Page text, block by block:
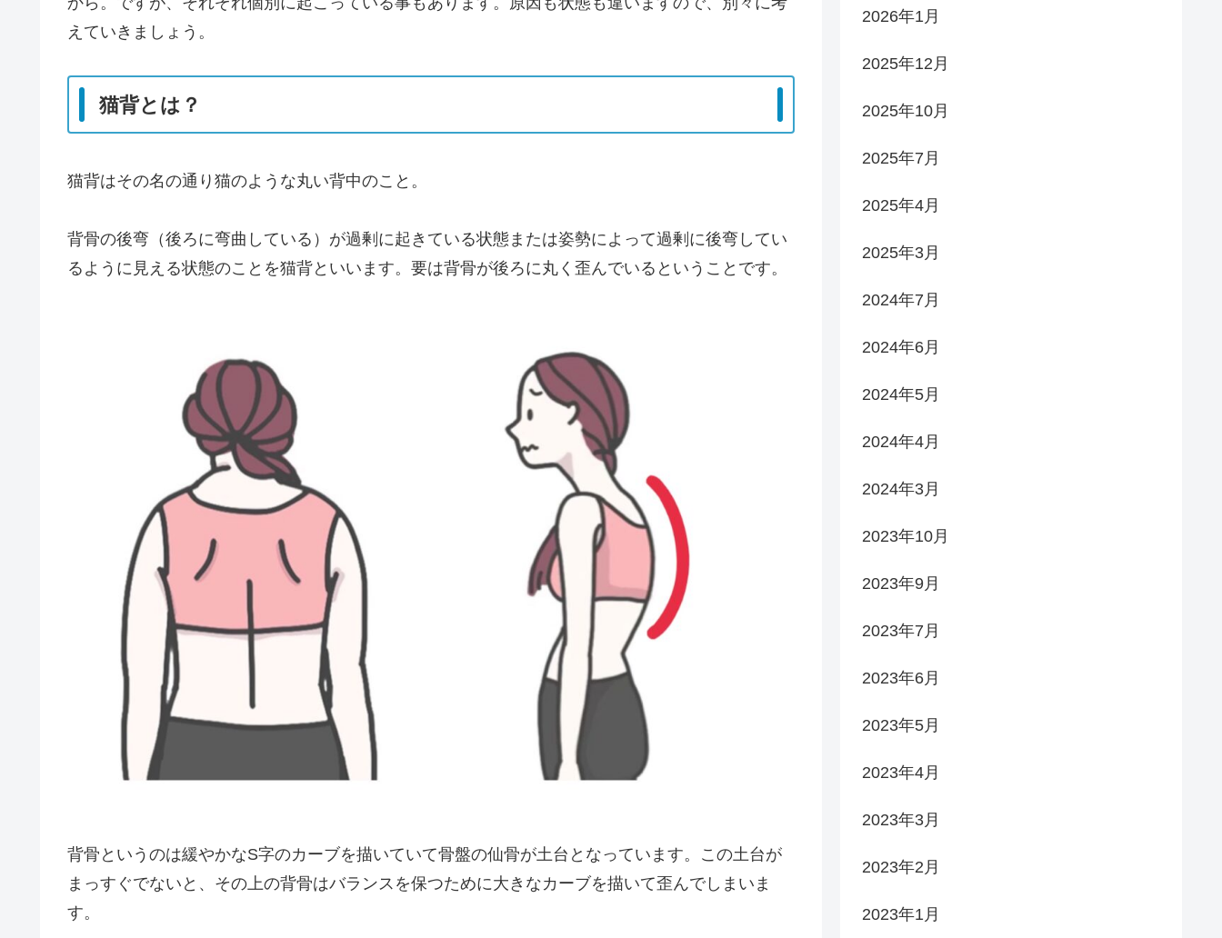
えていきましょう。
猫背とは？
猫背はその名の通り猫のような丸い背中のこと。
背骨の後弯（後ろに弯曲している）が過剰に起きている状態または姿勢によって過剰に後弯してい
るように見える状態のことを猫背といいます。要は背骨が後ろに丸く歪んでいるということです。
背骨というのは緩やかなS字のカーブを描いていて骨盤の仙骨が土台となっています。この土台が
まっすぐでないと、その上の背骨はバランスを保つために大きなカーブを描いて歪んでしまいま
す。
2026年1月
2025年12月
2025年10月
2025年7月
2025年4月
2025年3月
2024年7月
2024年6月
2024年5月
2024年4月
2024年3月
2023年10月
2023年9月
2023年7月
2023年6月
2023年5月
2023年4月
2023年3月
2023年2月
2023年1月